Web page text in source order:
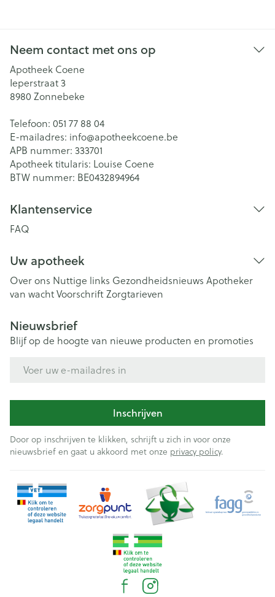
Neem contact met ons op
Apotheek Coene
Ieperstraat 3
8980 Zonnebeke
Telefoon: 051 77 88 04
E-mailadres: info@apotheekcoene.be
APB nummer: 333701
Apotheek titularis: Louise Coene
BTW nummer: BE0432894964
Klantenservice
FAQ
Uw apotheek
Over ons Nuttige links Gezondheidsnieuws Apotheker
van wachtVoorschriftZorgtarieven
Nieuwsbrief
Blijf op de hoogte van nieuwe producten en promoties
Inschrijven
Door op inschrijven te klikken, schrijft u zich in voor onze
nieuwsbrief en gaat u akkoord met onze privacy policy.